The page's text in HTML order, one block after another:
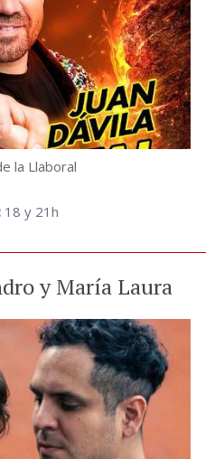
la Llaboral
18 y 21h
y María Laura